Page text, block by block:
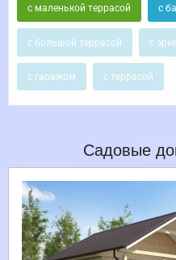
с маленькой террасой с
с большой террасой с
с гаражом с террасой
Садовые